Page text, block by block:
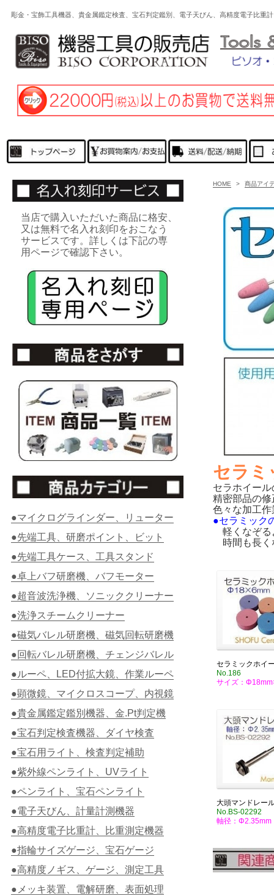
彫金・宝飾工具機器、貴金属鑑定検査、宝石判定鑑別、電子天びん、高精度電子比
HOME > 商品アイ
セラミ
セラホイー
精密部品の修
色々な加工
●セラミック
軽くなぞる
時間も長く
セラミックホイ
No.186
サイズ：
大頭マンドレー
No.BS-02292
軸径：Φ2.35mm
当店で購入いただいた商品に格安、
又は無料で名入れ刻印をおこなう
サービスです。詳しくは下記の専
用ページで確認下さい。
●マイクログラインダー、リューター
●先端工具、研磨ポイント、ビット
●先端工具ケース、工具スタンド
●卓上バフ研磨機、バフモーター
●超音波洗浄機、ソニッククリーナー
●洗浄スチームクリーナー
●磁気バレル研磨機、磁気回転研磨機
●回転バレル研磨機、チェンジバレル
●ルーペ、LED付拡大鏡、作業ルーペ
●顕微鏡、マイクロスコープ、内視鏡
●貴金属鑑定鑑別機器、金.Pt判定機
●宝石判定検査機器、ダイヤ検査
●宝石用ライト、検査判定補助
●紫外線ペンライト、UVライト
●ペンライト、宝石ペンライト
●電子天びん、計量計測機器
●高精度電子比重計、比重測定機器
●指輪サイズゲージ、宝石ゲージ
●高精度ノギス、ゲージ、測定工具
●メッキ装置、電解研磨、表面処理